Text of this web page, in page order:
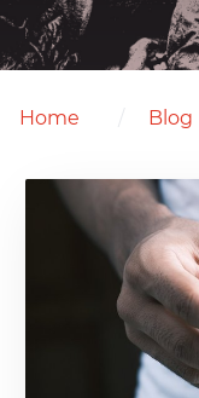
Home Blog